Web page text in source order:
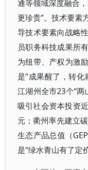
通等领域深度融合
更珍贵”。技术要素
导技术要素向战略
员职务科技成果所
为纽带、产权为激
是“成果醒了，转
江湖州全市23个“两
吸引社会资本投资
元；衢州率先建立
生态产品总值（
是“绿水青山有了定